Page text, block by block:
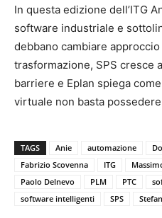
In questa edizione dell’ITG
software industriale e
debbano cambiare
trasformazione, SPS cresce
barriere e Eplan spiega
virtuale non basta
TAGS Anie automazione
Fabrizio Scovenna
ITG
Paolo Delnevo
PLM PTC
software intelligenti
SPS